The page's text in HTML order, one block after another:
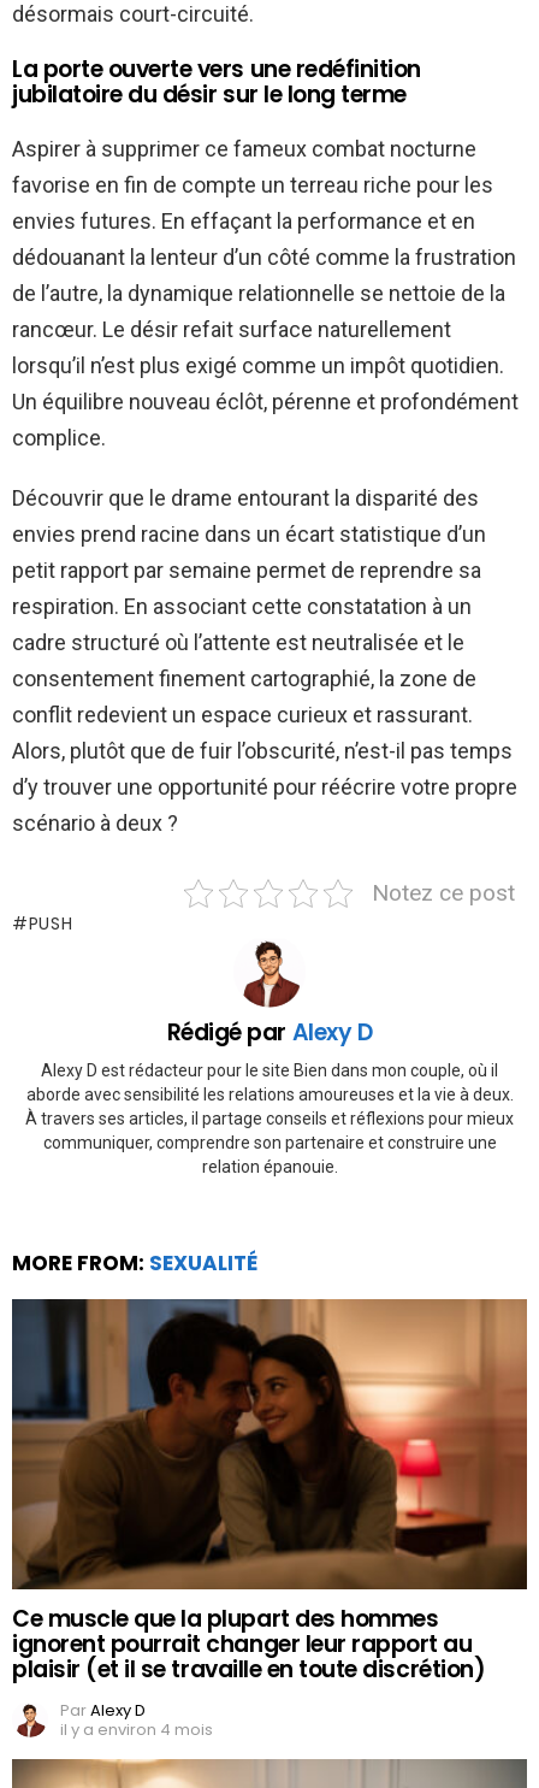
désormais court-circuité.
La porte ouverte vers une redéfinition
jubilatoire du désir sur le long terme
Aspirer à supprimer ce fameux combat nocturne
favorise en fin de compte un terreau riche pour les
envies futures. En effaçant la performance et en
dédouanant la lenteur d’un côté comme la frustration
de l’autre, la dynamique relationnelle se nettoie de la
rancœur. Le désir refait surface naturellement
lorsqu’il n’est plus exigé comme un impôt quotidien.
Un équilibre nouveau éclôt, pérenne et profondément
complice.
Découvrir que le drame entourant la disparité des
envies prend racine dans un écart statistique d’un
petit rapport par semaine permet de reprendre sa
respiration. En associant cette constatation à un
cadre structuré où l’attente est neutralisée et le
consentement finement cartographié, la zone de
conflit redevient un espace curieux et rassurant.
Alors, plutôt que de fuir l’obscurité, n’est-il pas temps
d’y trouver une opportunité pour réécrire votre propre
scénario à deux ?
Notez ce post
PUSH
Rédigé par Alexy D
Alexy D est rédacteur pour le site Bien dans mon couple, où il
aborde avec sensibilité les relations amoureuses et la vie à deux.
À travers ses articles, il partage conseils et réflexions pour mieux
communiquer, comprendre son partenaire et construire une
relation épanouie.
MORE FROM: SEXUALITÉ
Ce muscle que la plupart des hommes
ignorent pourrait changer leur rapport au
plaisir (et il se travaille en toute discrétion)
ParAlexy D
il y a environ 4 mois